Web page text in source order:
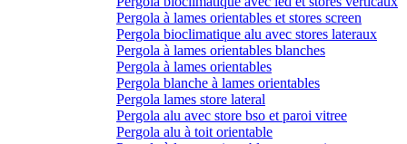
Pergola à lames orientables et stores screen
Pergola bioclimatique alu avec stores lateraux
Pergola à lames orientables blanches
Pergola à lames orientables
Pergola blanche à lames orientables
Pergola lames store lateral
Pergola alu avec store bso et paroi vitree
Pergola alu à toit orientable